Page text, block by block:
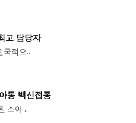
고 담당자
국적으...
동 백신접종
소아 ...